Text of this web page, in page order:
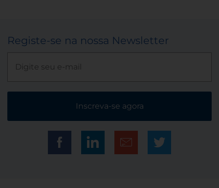
Registe-se na nossa Newsletter
Inscreva-se agora